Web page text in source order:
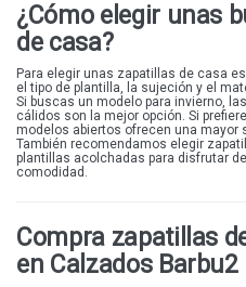
¿Cómo elegir unas
de casa?
Para elegir unas zapatillas de casa
el tipo de plantilla, la sujeción y el
Si buscas un modelo para invierno,
cálidos son la mejor opción. Si
modelos abiertos ofrecen una mayor
También recomendamos elegir
plantillas acolchadas para disfrutar
comodidad.
Compra zapatillas
en Calzados Barbu2